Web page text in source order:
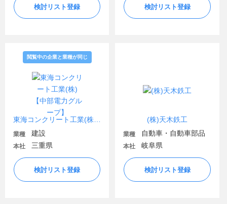
検討リスト登録 検討リスト登録
閲覧中の企業と業種が同じ
業種 建設
本社 三重県
検討リスト登録
(株)天木鉄工
業種 自動車・自動車部品
本社 岐阜県
検討リスト登録